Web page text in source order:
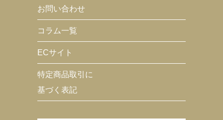
お問い合わせ
コラム一覧
ECサイト
特定商品取引に
基づく表記